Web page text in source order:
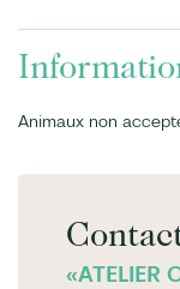
Animaux non
«ATELIER